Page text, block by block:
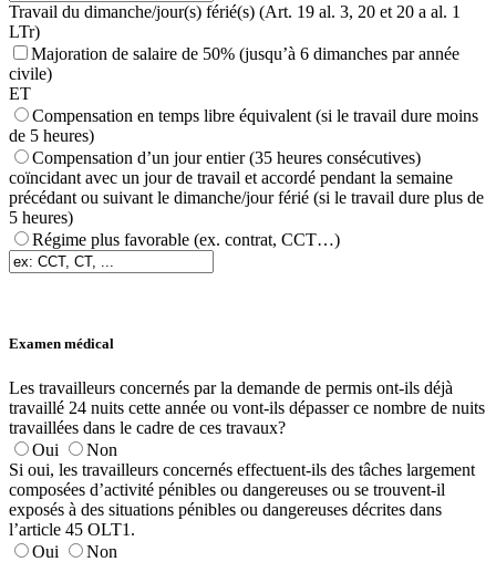
Travail du dimanche/jour(s) férié(s) (Art. 19 al. 3, 20 et 20 a al. 1
LTr)
Majoration de salaire de 50% (jusqu’à 6 dimanches par année
civile)
ET
Compensation en temps libre équivalent (si le travail dure moins
de 5 heures)
Compensation d’un jour entier (35 heures consécutives)
coïncidant avec un jour de travail et accordé pendant la semaine
précédant ou suivant le dimanche/jour férié (si le travail dure plus de
5 heures)
Régime plus favorable (ex. contrat, CCT…)
Examen médical
Les travailleurs concernés par la demande de permis ont-ils déjà
travaillé 24 nuits cette année ou vont-ils dépasser ce nombre de nuits
travaillées dans le cadre de ces travaux?
Oui
Non
Si oui, les travailleurs concernés effectuent-ils des tâches largement
composées d’activité pénibles ou dangereuses ou se trouvent-il
exposés à des situations pénibles ou dangereuses décrites dans
l’article 45 OLT1.
Oui
Non